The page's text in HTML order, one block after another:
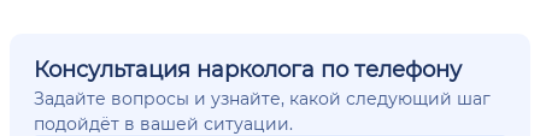
Консультация нарколога по телефону
Задайте вопросы и узнайте, какой следующий шаг
подойдёт в вашей ситуации.